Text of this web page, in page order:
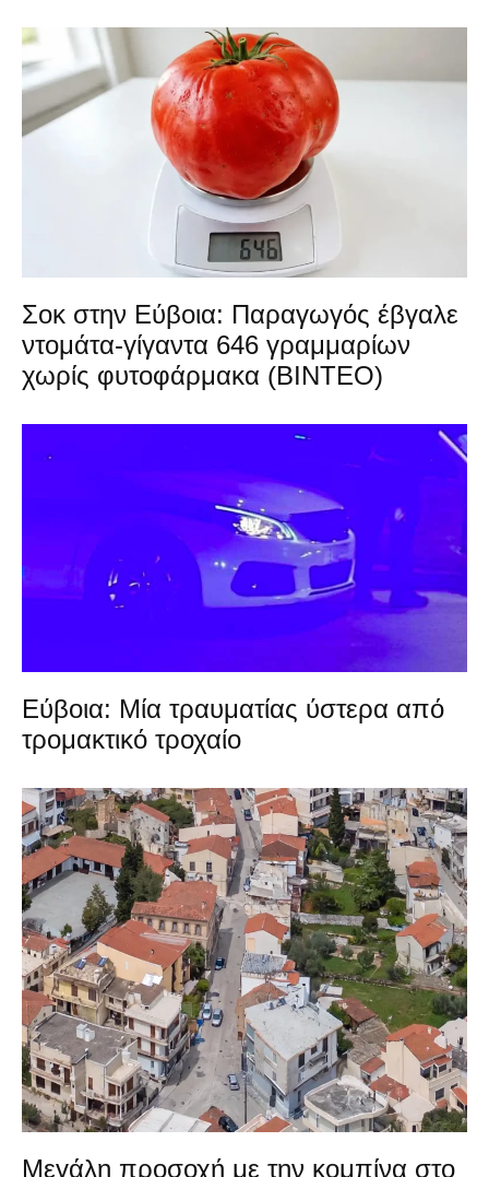
Σοκ στην Εύβοια: Παραγωγός έβγαλε
ντομάτα-γίγαντα 646 γραμμαρίων
χωρίς φυτοφάρμακα (ΒΙΝΤΕΟ)
Εύβοια: Μία τραυματίας ύστερα από
τρομακτικό τροχαίο
Μεγάλη προσοχή με την κομπίνα στο